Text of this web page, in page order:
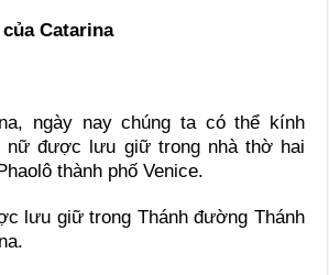
Catarina
ngày nay chúng ta có thể kính
nữ được lưu giữ trong nhà thờ hai
thành phố Venice.
lưu giữ trong Thánh đường Thánh